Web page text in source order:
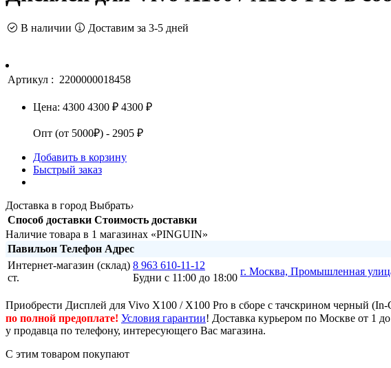
В наличии Доставим за 3-5 дней
Артикул : 2200000018458
Цена: 4300 4300 ₽ 4300 ₽
Опт (от 5000₽) - 2905 ₽
Добавить в корзину
Быстрый заказ
Доставка в город Выбрать›
Способ доставки Стоимость доставки
Наличие товара в 1 магазинах «PINGUIN»
Павильон Телефон Адрес
Интернет-магазин (склад)
ст.
8 963 610-11-12
Будни с 11:00 до 18:00
г. Москва, Промышленная
Приобрести Дисплей для Vivo X100 / X100 Pro в сборе с тачскрином черный
по полной предоплате! Условия гарантии! Доставка курьером по Москве от 1
у продавца по телефону, интересующего Вас магазина.
С этим товаром покупают